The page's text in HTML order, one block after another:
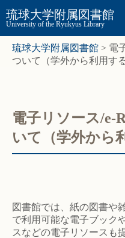
琉球大学附属図書館
University of the Ryukyus Library
琉球大学附属図書館 > 電
ついて（学外から利用す
電子リソース/e-
いて（学外から
図書館では、紙の図書や
で利用可能な電子ブック
スなどの電子リソースも